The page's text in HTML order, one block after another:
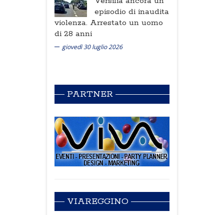
episodio di inaudita
violenza. Arrestato un uomo
di 28 anni
giovedì 30 luglio 2026
PARTNER
VIAREGGINO